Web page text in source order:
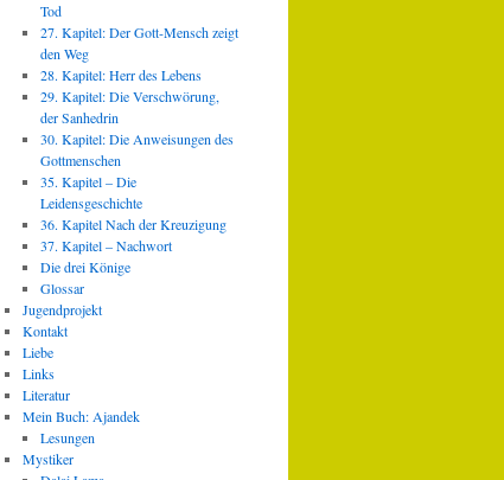
Tod
27. Kapitel: Der Gott-Mensch zeigt
den Weg
28. Kapitel: Herr des Lebens
29. Kapitel: Die Verschwörung,
der Sanhedrin
30. Kapitel: Die Anweisungen des
Gottmenschen
35. Kapitel – Die
Leidensgeschichte
36. Kapitel Nach der Kreuzigung
37. Kapitel – Nachwort
Die drei Könige
Glossar
Jugendprojekt
Kontakt
Liebe
Links
Literatur
Mein Buch: Ajandek
Lesungen
Mystiker